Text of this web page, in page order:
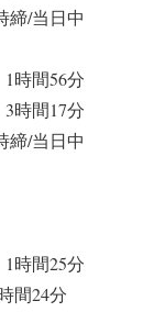
締/当日中
時間56分
時間17分
締/当日中
時間25分
間24分